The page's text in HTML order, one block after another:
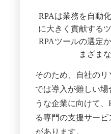
RPAは業務を自動
に大きく貢献する
RPAツールの選定か
まざま
そのため、自社の
では導入が難しい
うな企業に向けて
る専門の支援サー
があります。